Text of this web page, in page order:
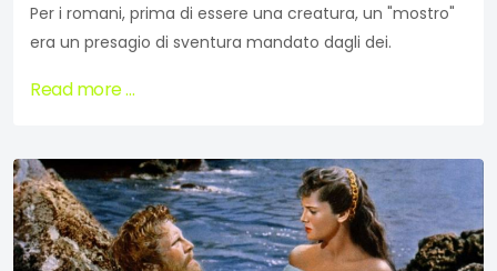
Per i romani, prima di essere una creatura, un "mostro"
era un presagio di sventura mandato dagli dei.
Read more …